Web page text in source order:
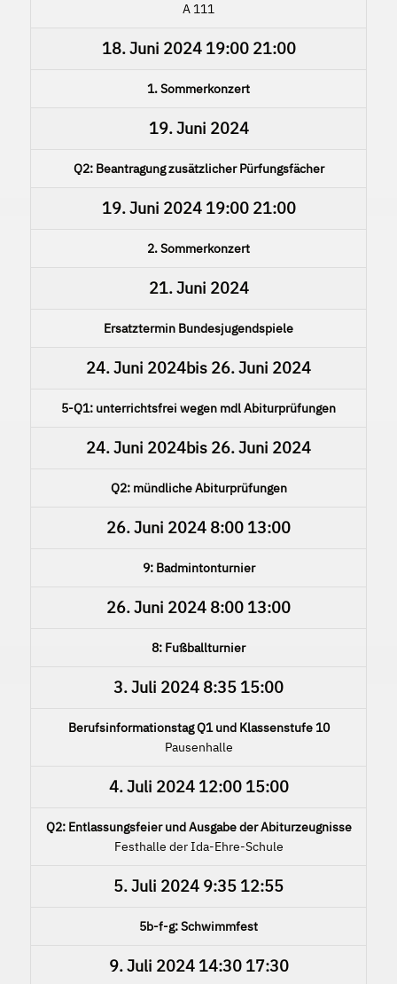
A 111
18. Juni 202419:00 21:00
1. Sommerkonzert
19. Juni 2024
Q2: Beantragung zusätzlicher Pürfungsfächer
19. Juni 202419:00 21:00
2. Sommerkonzert
21. Juni 2024
Ersatztermin Bundesjugendspiele
24. Juni 2024bis 26. Juni 2024
5-Q1: unterrichtsfrei wegen mdl Abiturprüfungen
24. Juni 2024bis 26. Juni 2024
Q2: mündliche Abiturprüfungen
26. Juni 2024 8:00 13:00
9: Badmintonturnier
26. Juni 2024 8:00 13:00
8: Fußballturnier
3. Juli 2024 8:35 15:00
Berufsinformationstag Q1 und Klassenstufe 10
Pausenhalle
4. Juli 202412:00 15:00
Q2: Entlassungsfeier und Ausgabe der Abiturzeugnisse
Festhalle der Ida-Ehre-Schule
5. Juli 2024 9:35 12:55
5b-f-g: Schwimmfest
9. Juli 202414:30 17:30